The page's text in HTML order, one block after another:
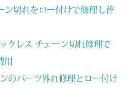
ン切れをロー付けで修理し普
クレス チェーン切れ修理で
用
のパーツ外れ修理とロー付け